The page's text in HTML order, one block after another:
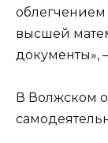
облегчением
высшей
документы»,
В Волжском